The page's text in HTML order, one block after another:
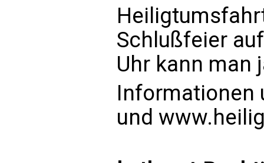
Schlußfeier
Uhr kann man
Informationen
und